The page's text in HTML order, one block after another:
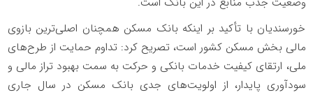
‌خورسندیان با تأکید بر اینکه بانک مسکن همچنان اصلی‌ترین بازوی
مالی بخش مسکن کشور است، تصریح کرد: تداوم حمایت از طرح‌های
ملی، ارتقای کیفیت خدمات بانکی و حرکت به سمت بهبود تراز مالی و
سودآوری پایدار، از اولویت‌های جدی بانک مسکن در سال جاری